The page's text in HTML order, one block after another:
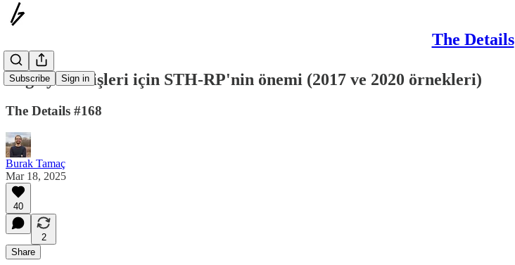
The Details
Subscribe Sign in
Boğa yükselişleri için STH-RP'nin önemi (2017 ve 2020 örnekleri)
The Details #168
Burak Tamaç
Mar 18, 2025
40
2
Share